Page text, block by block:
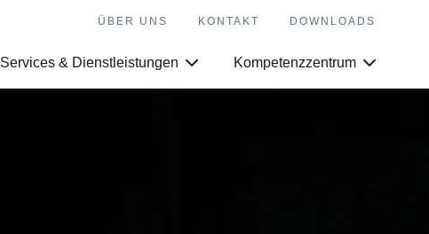
ÜBER UNS KONTAKT DOWNLOADS
Services & Dienstleistungen Kompetenzzentrum